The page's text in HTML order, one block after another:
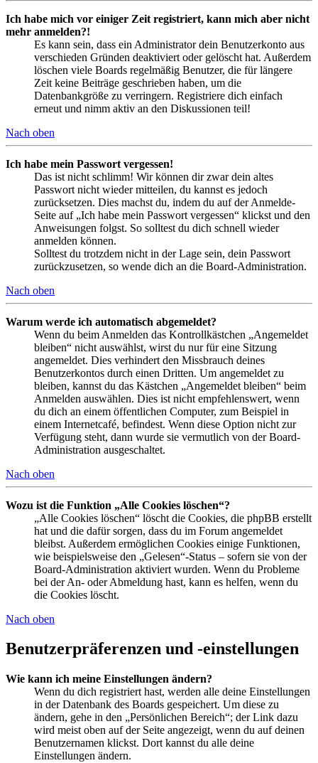
Ich habe mich vor einiger Zeit registriert, kann mich aber nicht
mehr anmelden?!
Es kann sein, dass ein Administrator dein Benutzerkonto aus
verschieden Gründen deaktiviert oder gelöscht hat. Außerdem
löschen viele Boards regelmäßig Benutzer, die für längere
Zeit keine Beiträge geschrieben haben, um die
Datenbankgröße zu verringern. Registriere dich einfach
erneut und nimm aktiv an den Diskussionen teil!
Nach oben
Ich habe mein Passwort vergessen!
Das ist nicht schlimm! Wir können dir zwar dein altes
Passwort nicht wieder mitteilen, du kannst es jedoch
zurücksetzen. Dies machst du, indem du auf der Anmelde-
Seite auf „Ich habe mein Passwort vergessen“ klickst und den
Anweisungen folgst. So solltest du dich schnell wieder
anmelden können.
Solltest du trotzdem nicht in der Lage sein, dein Passwort
zurückzusetzen, so wende dich an die Board-Administration.
Nach oben
Warum werde ich automatisch abgemeldet?
Wenn du beim Anmelden das Kontrollkästchen „Angemeldet
bleiben“ nicht auswählst, wirst du nur für eine Sitzung
angemeldet. Dies verhindert den Missbrauch deines
Benutzerkontos durch einen Dritten. Um angemeldet zu
bleiben, kannst du das Kästchen „Angemeldet bleiben“ beim
Anmelden auswählen. Dies ist nicht empfehlenswert, wenn
du dich an einem öffentlichen Computer, zum Beispiel in
einem Internetcafé, befindest. Wenn diese Option nicht zur
Verfügung steht, dann wurde sie vermutlich von der Board-
Administration ausgeschaltet.
Nach oben
Wozu ist die Funktion „Alle Cookies löschen“?
„Alle Cookies löschen“ löscht die Cookies, die phpBB erstellt
hat und die dafür sorgen, dass du im Forum angemeldet
bleibst. Außerdem ermöglichen Cookies einige Funktionen,
wie beispielsweise den „Gelesen“-Status – sofern sie von der
Board-Administration aktiviert wurden. Wenn du Probleme
bei der An- oder Abmeldung hast, kann es helfen, wenn du
die Cookies löscht.
Nach oben
Benutzerpräferenzen und -einstellungen
Wie kann ich meine Einstellungen ändern?
Wenn du dich registriert hast, werden alle deine Einstellungen
in der Datenbank des Boards gespeichert. Um diese zu
ändern, gehe in den „Persönlichen Bereich“; der Link dazu
wird meist oben auf der Seite angezeigt, wenn du auf deinen
Benutzernamen klickst. Dort kannst du alle deine
Einstellungen ändern.